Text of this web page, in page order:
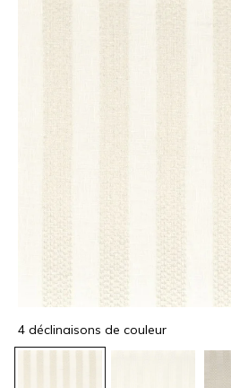
4 déclinaisons de couleur